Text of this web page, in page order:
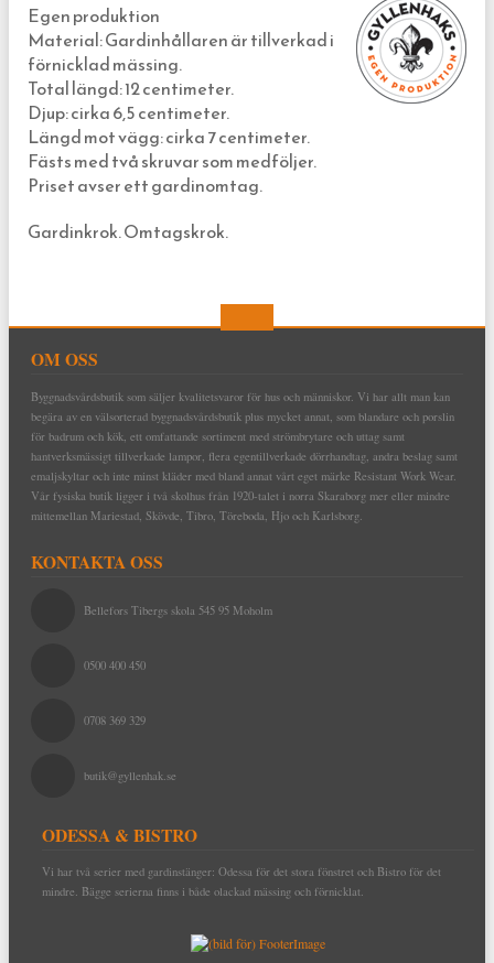
Egen produktion
Material: Gardinhållaren är tillverkad i
förnicklad mässing.
Total längd: 12 centimeter.
Djup: cirka 6,5 centimeter.
Längd mot vägg: cirka 7 centimeter.
Fästs med två skruvar som medföljer.
Priset avser ett gardinomtag.
Gardinkrok. Omtagskrok.
OM OSS
Byggnadsvårdsbutik som säljer kvalitetsvaror för hus och människor. Vi har allt man kan
begära av en välsorterad byggnadsvårdsbutik plus mycket annat, som blandare och porslin
för badrum och kök, ett omfattande sortiment med strömbrytare och uttag samt
hantverksmässigt tillverkade lampor, flera egentillverkade dörrhandtag, andra beslag samt
emaljskyltar och inte minst kläder med bland annat vårt eget märke Resistant Work Wear.
Vår fysiska butik ligger i två skolhus från 1920-talet i norra Skaraborg mer eller mindre
mittemellan Mariestad, Skövde, Tibro, Töreboda, Hjo och Karlsborg.
KONTAKTA OSS
Bellefors Tibergs skola 545 95 Moholm
0500 400 450
0708 369 329
butik@gyllenhak.se
ODESSA & BISTRO
Vi har två serier med gardinstänger: Odessa för det stora fönstret och Bistro för det
mindre. Bägge serierna finns i både olackad mässing och förnicklat.